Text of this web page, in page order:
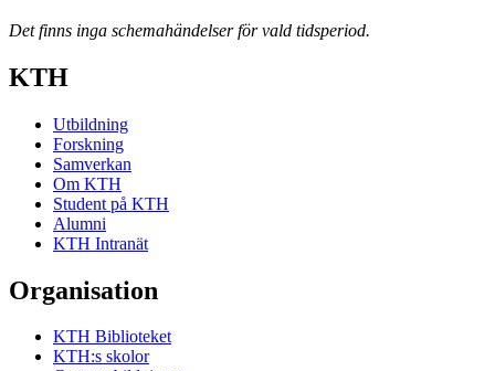
Det finns inga schemahändelser för vald tidsperiod.
KTH
Utbildning
Forskning
Samverkan
Om KTH
Student på KTH
Alumni
KTH Intranät
Organisation
KTH Biblioteket
KTH:s skolor